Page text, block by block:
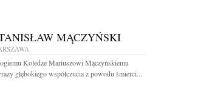
MĄCZYŃSKI
Koledze Mariuszowi Mączyńskiemu
głębokiego współczucia z powodu śmierci...